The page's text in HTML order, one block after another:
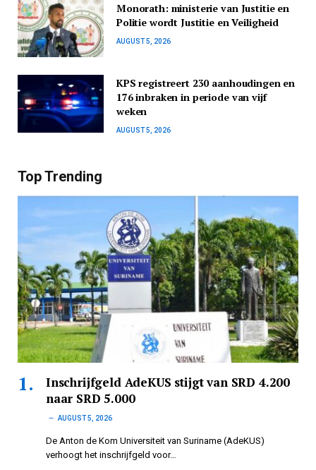
Monorath: ministerie van Justitie en
Politie wordt Justitie en Veiligheid
AUGUST 5, 2026
KPS registreert 230 aanhoudingen en
176 inbraken in periode van vijf
weken
AUGUST 5, 2026
Top Trending
Inschrijfgeld AdeKUS stijgt van SRD 4.200
naar SRD 5.000
AUGUST 5, 2026
De Anton de Kom Universiteit van Suriname (AdeKUS)
verhoogt het inschrijfgeld voor…